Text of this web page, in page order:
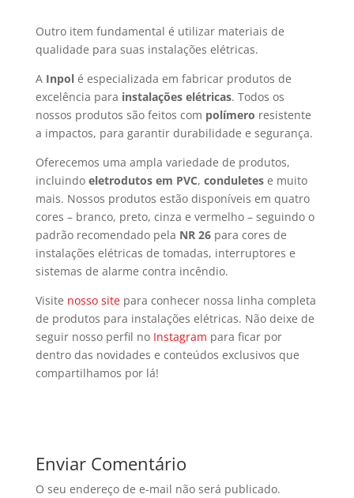
Outro item fundamental é utilizar materiais de
qualidade para suas instalações elétricas.
A Inpolé especializada em fabricar produtos de
excelência para instalações elétricas. Todos os
nossos produtos são feitos com polímero resistente
a impactos, para garantir durabilidade e segurança.
Oferecemos uma ampla variedade de produtos,
incluindo eletrodutos em PVC, conduletes e muito
mais. Nossos produtos estão disponíveis em quatro
cores – branco, preto, cinza e vermelho – seguindo o
padrão recomendado pela NR 26 para cores de
instalações elétricas de tomadas, interruptores e
sistemas de alarme contra incêndio.
Visite nosso sitepara conhecer nossa linha completa
de produtos para instalações elétricas. Não deixe de
seguir nosso perfil no Instagram para ficar por
dentro das novidades e conteúdos exclusivos que
compartilhamos por lá!
Enviar Comentário
O seu endereço de e-mail não será publicado.